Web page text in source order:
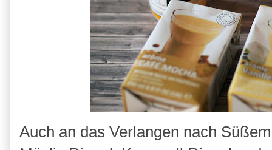
Auch an das Verlangen nach